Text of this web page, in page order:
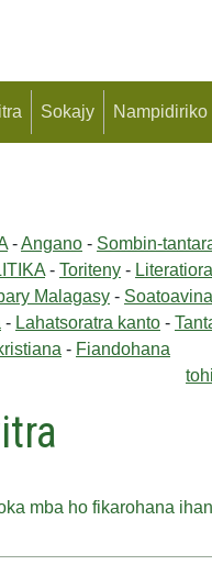
Sokajy Nampidiriko
-Angano - Sombin-
- Toriteny - Literatiora
Malagasy - Soatoavina
- Lahatsoratra kanto -
- Fiandohana
mba ho fikarohana